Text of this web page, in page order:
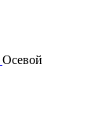
Осевой